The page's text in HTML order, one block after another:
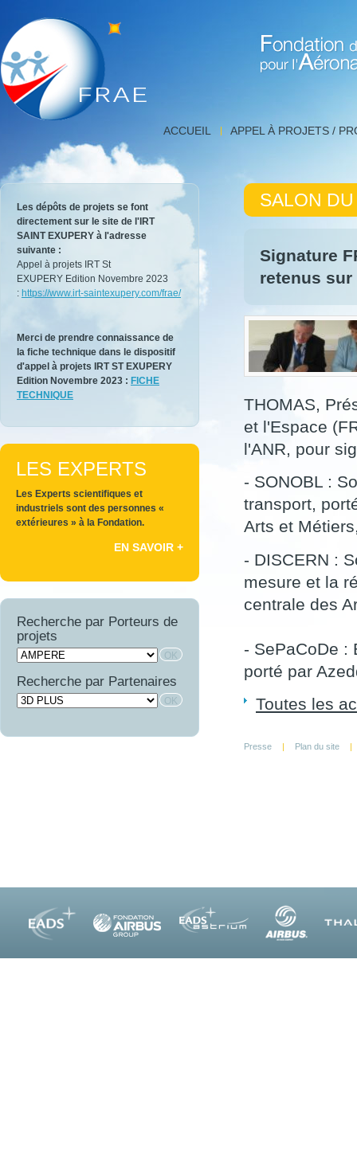
Salon
Bourget
Détail
de
l'actualité,
Fondation
Recherche
pour
l'Espace
ACCUEIL APPEL À PROJETS /
Les dépôts de projets se font
directement sur le site de l'IRT
SAINT EXUPERY à l'adresse
suivante :
Appel à projets IRT St
EXUPERY Edition Novembre 2023
: https://www.irt-saintexupery.com/frae/
Merci de prendre connaissance de
la fiche technique dans le dispositif
d'appel à projets IRT ST EXUPERY
Edition Novembre 2023 : FICHE
TECHNIQUE
LES EXPERTS
Les Experts scientifiques et
industriels sont des personnes «
extérieures » à la Fondation.
EN SAVOIR +
Recherche par Porteurs de
projets
Recherche par Partenaires
SALON
Signature
retenus sur
THOMAS,
et l'Espace
l'ANR, pour
- SONOBL :
transport,
Arts et
- DISCERN :
mesure et la
centrale des
- SePaCoDe :
porté par
Toutes les
Presse | Plan du site |